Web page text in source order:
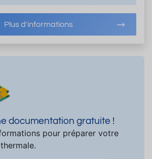
Plus d'informations
documentation gratuite !
pour préparer votre